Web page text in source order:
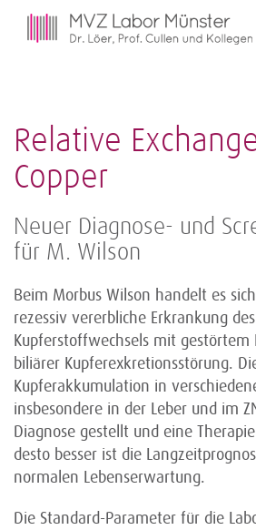
Relative
Copper
Neuer Diagnose- und
für M. Wilson
Beim Morbus Wilson handelt es
rezessiv vererbliche Erkrankung des
Kupferstoffwechsels mit gestörtem
biliärer Kupferexkretionsstörung.
Kupferakkumulation in
insbesondere in der Leber und im
Diagnose gestellt und eine
desto besser ist die
normalen Lebenserwartung.
Die Standard-Parameter für die